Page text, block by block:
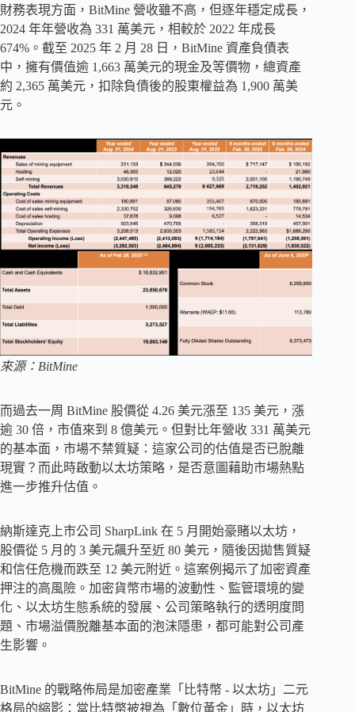
財務表現方面，BitMine 營收雖不高，但逐年穩定成長，
2024 年年營收為 331 萬美元，相較於 2022 年成長
674%。截至 2025 年 2 月 28 日，BitMine 資產負債表
中，擁有價值逾 1,663 萬美元的現金及等價物，總資產
約 2,365 萬美元，扣除負債後的股東權益為 1,900 萬美
元。
來源：BitMine
而過去一周 BitMine 股價從 4.26 美元漲至 135 美元，漲
逾 30 倍，市值來到 8 億美元。但對比年營收 331 萬美元
的基本面，市場不禁質疑：這家公司的估值是否已脫離
現實？而此時啟動以太坊策略，是否意圖藉助市場熱點
進一步推升估值。
納斯達克上市公司 SharpLink 在 5 月開始豪賭以太坊，
股價從 5 月的 3 美元飆升至近 80 美元，隨後因拋售質疑
和信任危機而跌至 12 美元附近。這案例揭示了加密資產
押注的高風險。加密貨幣市場的波動性、監管環境的變
化、以太坊生態系統的發展、公司策略執行的透明度問
題、市場溢價脫離基本面的泡沫隱患，都可能對公司產
生影響。
BitMine 的戰略佈局是加密產業「比特幣 - 以太坊」二元
格局的縮影：當比特幣被視為「數位黃金」時，以太坊